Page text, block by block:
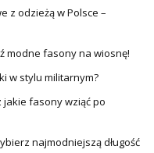
z odzieżą w Polsce –
modne fasony na wiosnę!
w stylu militarnym?
fasony wziąć po
najmodniejszą długość